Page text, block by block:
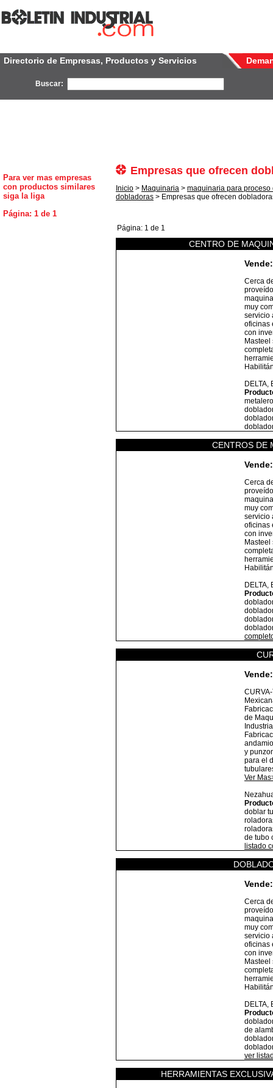
Directorio de Empresas, Productos y Servicios
Buscar:
Para ver mas empresas
con productos similares
siga la liga
Página: 1 de 1
Empresas que ofrecen
Inicio > Maquinaria > maquinaria para proceso
dobladoras > Empresas que ofrecen
Página: 1 de 1
CENTRO DE
Vende:
Cerca
muy
servicio
oficinas
con
DELTA,
CENTROS DE
Vende:
Cerca
muy
servicio
oficinas
con
DELTA,
Vende:
de
y
para el
Ver
doblar
de tubo
listado
Vende:
Cerca
muy
servicio
oficinas
con
DELTA,
de
ver
HERRAMIENTAS